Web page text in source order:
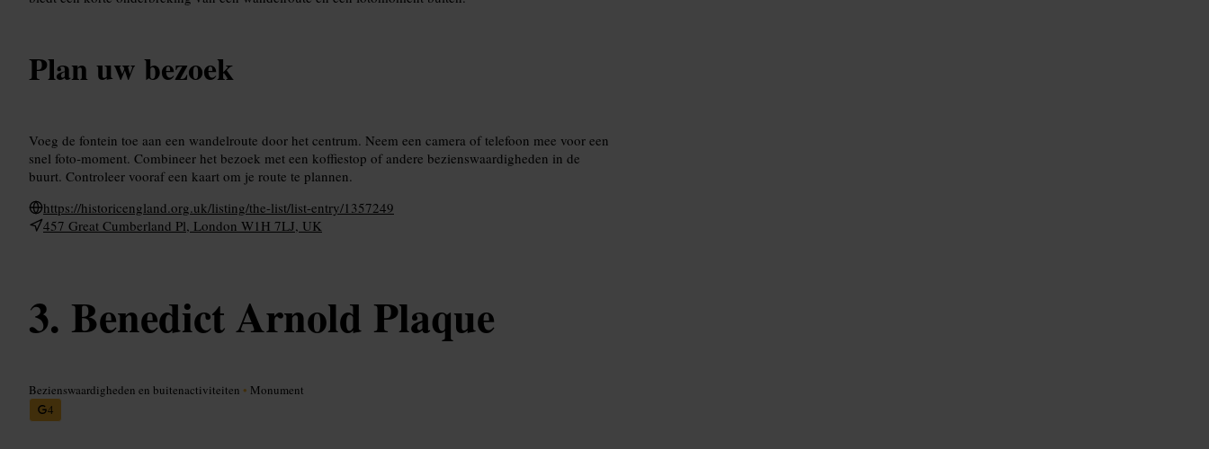
Plan uw bezoek
Voeg de fontein toe aan een wandelroute door het centrum. Neem een camera of telefoon mee voor een
snel foto‑moment. Combineer het bezoek met een koffiestop of andere bezienswaardigheden in de
buurt. Controleer vooraf een kaart om je route te plannen.
https://historicengland.org.uk/listing/the-list/list-entry/1357249
457 Great Cumberland Pl, London W1H 7LJ, UK
Benedict Arnold Plaque
Bezienswaardigheden en buitenactiviteiten • Monument
4